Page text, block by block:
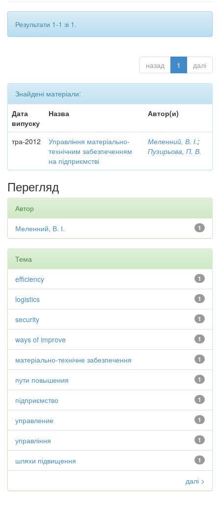
Результати 1-1 зі 1.
назад 1 далі
Знайдені матеріали:
Дата
випуску
Назва Автор(и)
тра-2012
Управління матеріально-
технічним забезпеченням
на підприємстві
Меленний, В. І.;
Пузирьова, П. В.
Перегляд
Автор
1
Меленний, В. І.
Тема
1
efficiency
1
logistics
1
security
1
ways of improve
1
матеріально-технічне забезпечення
1
пути повышения
1
підприємство
1
управление
1
управління
1
шляхи підвищення
далі >